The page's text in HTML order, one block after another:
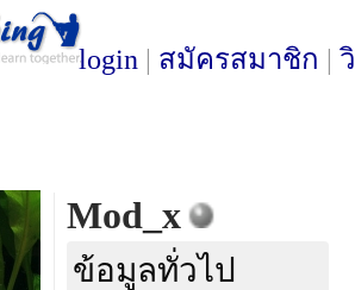
login | สมัครสมาชิก |
Mod_x
ข้อมูลทั่วไป